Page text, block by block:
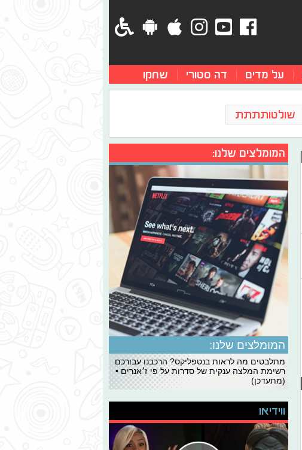
על מדים דה סטורי שחקו
שולטותתתת
המומלצים שלנו:
המומלצים שלנו:
מתלבטים מה לראות בנטפליקס? הרכבנו עבורכם
רשימת המלצה ענקית של סדרות על פי ז׳אנרים •
(מתעדכן)
ווידיאו